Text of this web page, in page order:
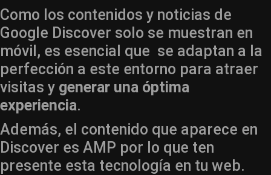
Como los contenidos y noticias de
Google Discover solo se muestran en
móvil, es esencial que se adaptan a la
perfección a este entorno para atraer
visitas y generar una óptima
experiencia.
Además, el contenido que aparece en
Discover es AMP por lo que ten
presente esta tecnología en tu web.